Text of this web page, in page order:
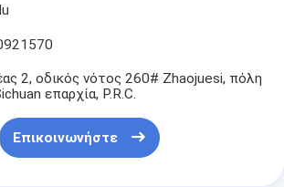
2, οδικός νότος 260# Zhaojuesi, πόλη
επαρχία, P.R.C.
Επικοινωνήστε